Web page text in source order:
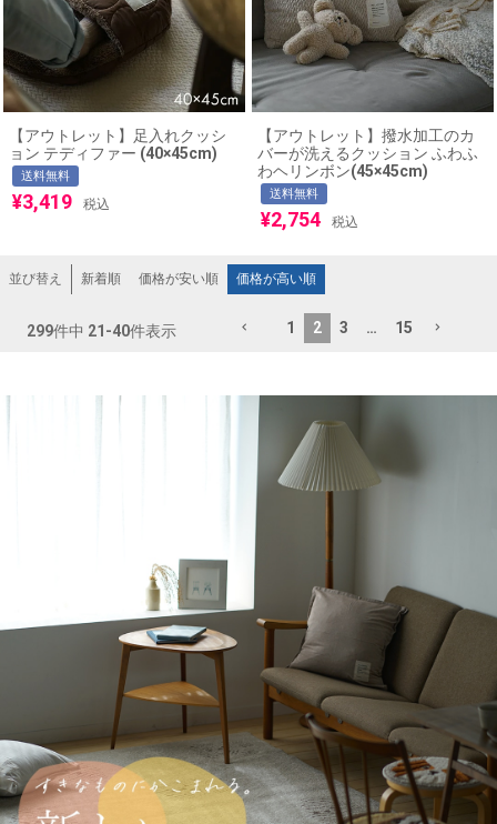
【アウトレット】足入れクッシ
ョン テディファー (40×45cm)
送料無料
¥3,419 税込
【アウトレット】撥水加工のカ
バーが洗えるクッション ふわふ
わヘリンボン(45×45cm)
送料無料
¥2,754 税込
並び替え 新着順 価格が安い順 価格が高い順
299件中 21 -40件表示 1 2 3 … 15